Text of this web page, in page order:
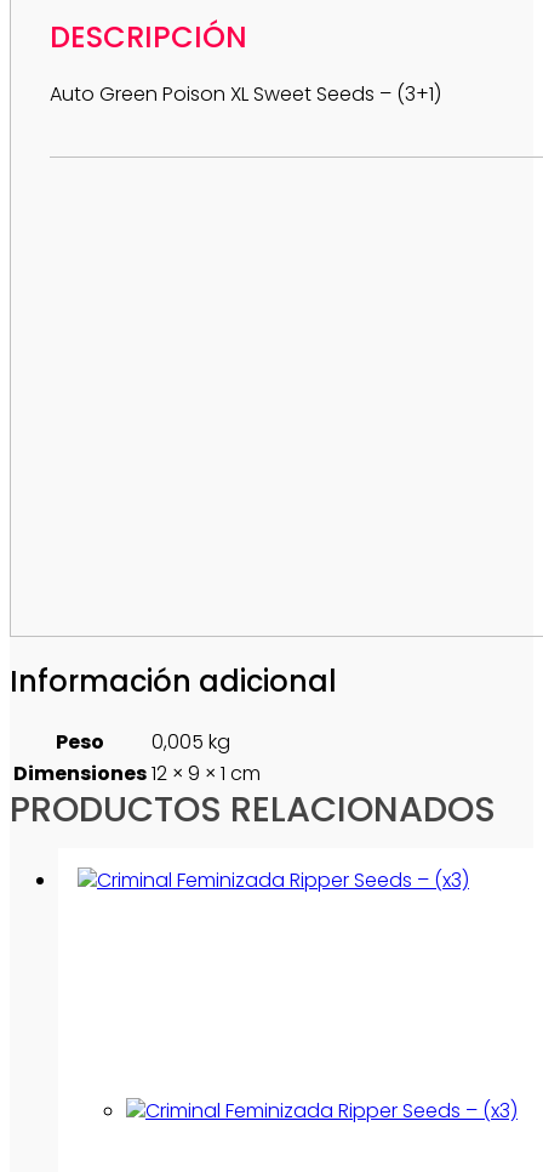
DESCRIPCIÓN
Auto Green Poison XL Sweet Seeds – (3+1)
Información adicional
Peso
0,005 kg
Dimensiones12 × 9 × 1 cm
PRODUCTOS RELACIONADOS